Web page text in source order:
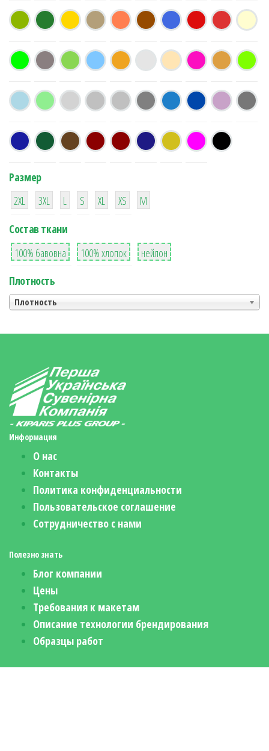
Размер
38
2XL
16
3XL
42
L
42
S
42
XL XS
М
Состав ткани
8
100% бавовна
36
100% хлопок
2
нейлон
Плотность
Плотность
Информация
О нас
Контакты
Политика конфиденциальности
Пользовательское соглашение
Сотрудничество с нами
Полезно знать
Блог компании
Цены
Требования к макетам
Описание технологии брендирования
Образцы работ